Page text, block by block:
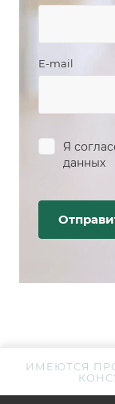
E-mail
Я
данных
ИМЕЮТСЯ